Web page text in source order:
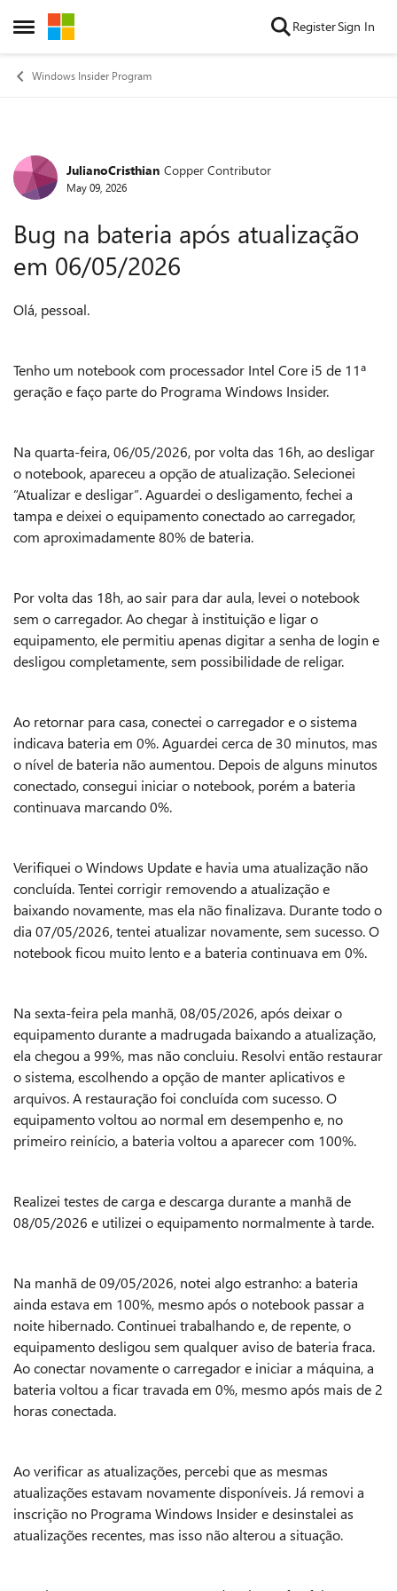
Open Side Menu
Skip to content RegisterSign In
Windows Insider Program
Forum Discussion
JulianoCristhian Copper Contributor
May 09, 2026
Bug na bateria após atualização
em 06/05/2026
Olá, pessoal.
Tenho um notebook com processador Intel Core i5 de 11ª
geração e faço parte do Programa Windows Insider.
Na quarta-feira, 06/05/2026, por volta das 16h, ao desligar
o notebook, apareceu a opção de atualização. Selecionei
“Atualizar e desligar”. Aguardei o desligamento, fechei a
tampa e deixei o equipamento conectado ao carregador,
com aproximadamente 80% de bateria.
Por volta das 18h, ao sair para dar aula, levei o notebook
sem o carregador. Ao chegar à instituição e ligar o
equipamento, ele permitiu apenas digitar a senha de login e
desligou completamente, sem possibilidade de religar.
Ao retornar para casa, conectei o carregador e o sistema
indicava bateria em 0%. Aguardei cerca de 30 minutos, mas
o nível de bateria não aumentou. Depois de alguns minutos
conectado, consegui iniciar o notebook, porém a bateria
continuava marcando 0%.
Verifiquei o Windows Update e havia uma atualização não
concluída. Tentei corrigir removendo a atualização e
baixando novamente, mas ela não finalizava. Durante todo o
dia 07/05/2026, tentei atualizar novamente, sem sucesso. O
notebook ficou muito lento e a bateria continuava em 0%.
Na sexta-feira pela manhã, 08/05/2026, após deixar o
equipamento durante a madrugada baixando a atualização,
ela chegou a 99%, mas não concluiu. Resolvi então restaurar
o sistema, escolhendo a opção de manter aplicativos e
arquivos. A restauração foi concluída com sucesso. O
equipamento voltou ao normal em desempenho e, no
primeiro reinício, a bateria voltou a aparecer com 100%.
Realizei testes de carga e descarga durante a manhã de
08/05/2026 e utilizei o equipamento normalmente à tarde.
Na manhã de 09/05/2026, notei algo estranho: a bateria
ainda estava em 100%, mesmo após o notebook passar a
noite hibernado. Continuei trabalhando e, de repente, o
equipamento desligou sem qualquer aviso de bateria fraca.
Ao conectar novamente o carregador e iniciar a máquina, a
bateria voltou a ficar travada em 0%, mesmo após mais de 2
horas conectada.
Ao verificar as atualizações, percebi que as mesmas
atualizações estavam novamente disponíveis. Já removi a
inscrição no Programa Windows Insider e desinstalei as
atualizações recentes, mas isso não alterou a situação.